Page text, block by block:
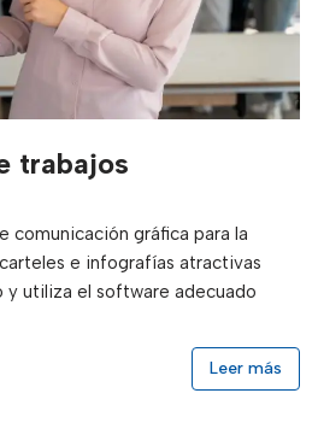
trabajos
comunicación gráfica para la
e infografías atractivas
utiliza el software adecuado
Leer más